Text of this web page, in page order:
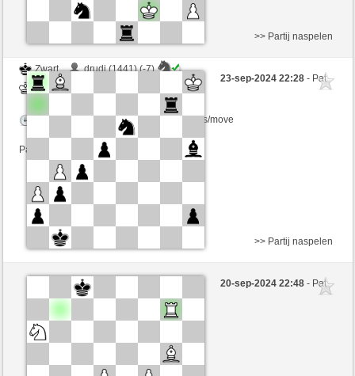
Zwart
drudi (1441) (-7)
Wit
Speelduur: 5 minutes/side + 10 seconds/move
Partij telt mee voor de ranglijst
>> Partij naspelen
23-sep-2024 22:28- Pat
Wit
Stockfish AI niveau 1
BarbaraAk (1343)
>> Partij naspelen
20-sep-2024 22:48- Pat